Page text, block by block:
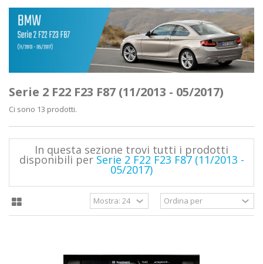
Serie 2 F22 F23 F87 (11/2013 - 05/2017)
Ci sono 13 prodotti.
In questa sezione trovi tutti i prodotti
disponibili per Serie 2 F22 F23 F87 (11/2013 -
05/2017)